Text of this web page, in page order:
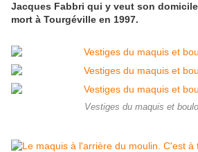
Jacques Fabbri qui y veut son
mort à Tourgéville en 1997.
Vestiges du maquis et